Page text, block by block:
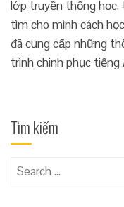
lớp truyền thống học,
tìm cho mình cách
đã cung cấp những
trình chinh phục tiếng
Tìm kiếm
Search